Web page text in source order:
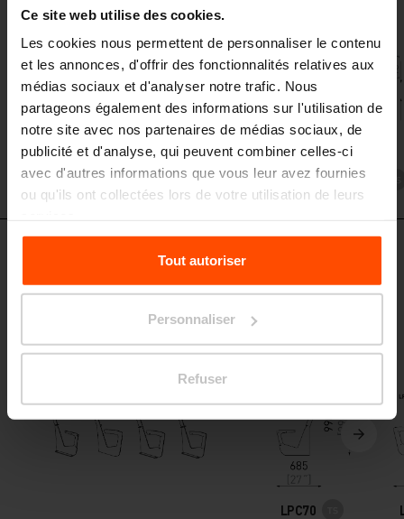
Ce site web utilise des cookies.
Les cookies nous permettent de personnaliser le contenu
et les annonces, d'offrir des fonctionnalités relatives aux
médias sociaux et d'analyser notre trafic. Nous
partageons également des informations sur l'utilisation de
notre site avec nos partenaires de médias sociaux, de
publicité et d'analyse, qui peuvent combiner celles-ci
avec d'autres informations que vous leur avez fournies
ou qu'ils ont collectées lors de votre utilisation de leurs
Pour plus d'informations, veuillez consulter le
sitePrinciples Relating to the Processing Personal
Tout autoriser
Personnaliser
Refuser
LPC60
LPC70 - LPC71 - LPC72 - LPC79
Pieds
LPC70 Pied central / avec dossier, LPC71 / 72 Pied d’extrémité / avec
dossier, LPC79 Pied de jonction / avec dossier, structure en acier
LPC70